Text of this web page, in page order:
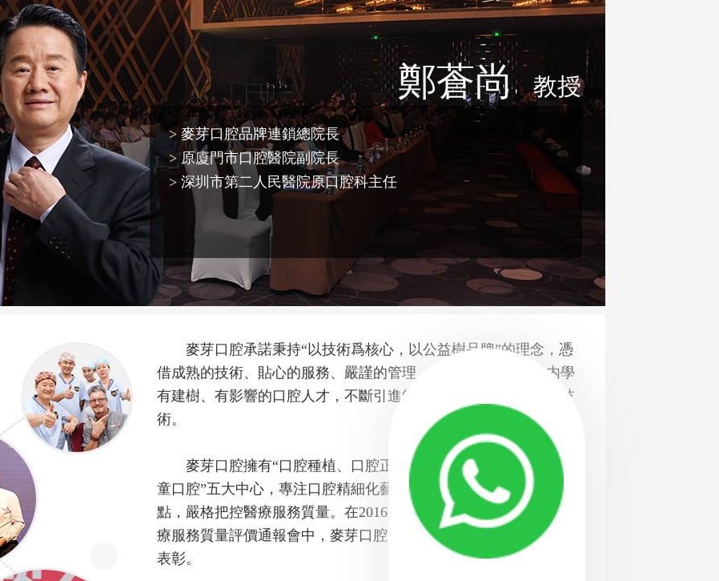
鄭蒼尚 教授
> 麥芽口腔品牌連鎖總院長
> 原廈門市口腔醫院副院長
> 深圳市第二人民醫院原口腔科主任
麥芽口腔承諾秉持“以技術爲核心，以公益樹品牌”的理念，憑
借成熟的技術、貼心的服務、嚴謹的管理，彙聚了一大批行業内學
有建樹、有影響的口腔人才，不斷引進經得起考驗的設備與前沿技
術。
麥芽口腔擁有“口腔種植、口腔正畸、口腔修複、牙周治療、兒
童口腔”五大中心，專注口腔精細化藝術，在醫學與美學中尋求交彙
點，嚴格把控醫療服務質量。在2016年度社會辦醫療機構校驗暨醫
療服務質量評價通報會中，麥芽口腔更是被評爲A級單位，獲通報
表彰。